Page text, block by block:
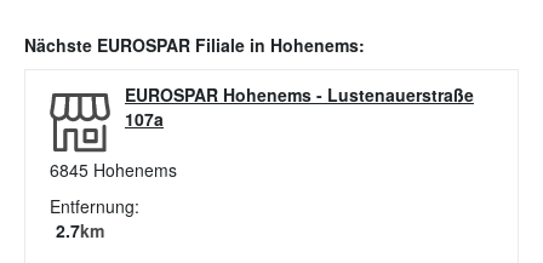
Nächste EUROSPAR Filiale in Hohenems:
EUROSPAR Hohenems - Lustenauerstraße
107a
6845 Hohenems
Entfernung:
2.7km